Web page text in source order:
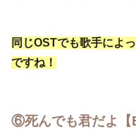
同じOSTでも歌手によ
ですね！
⑥死んでも君だよ【